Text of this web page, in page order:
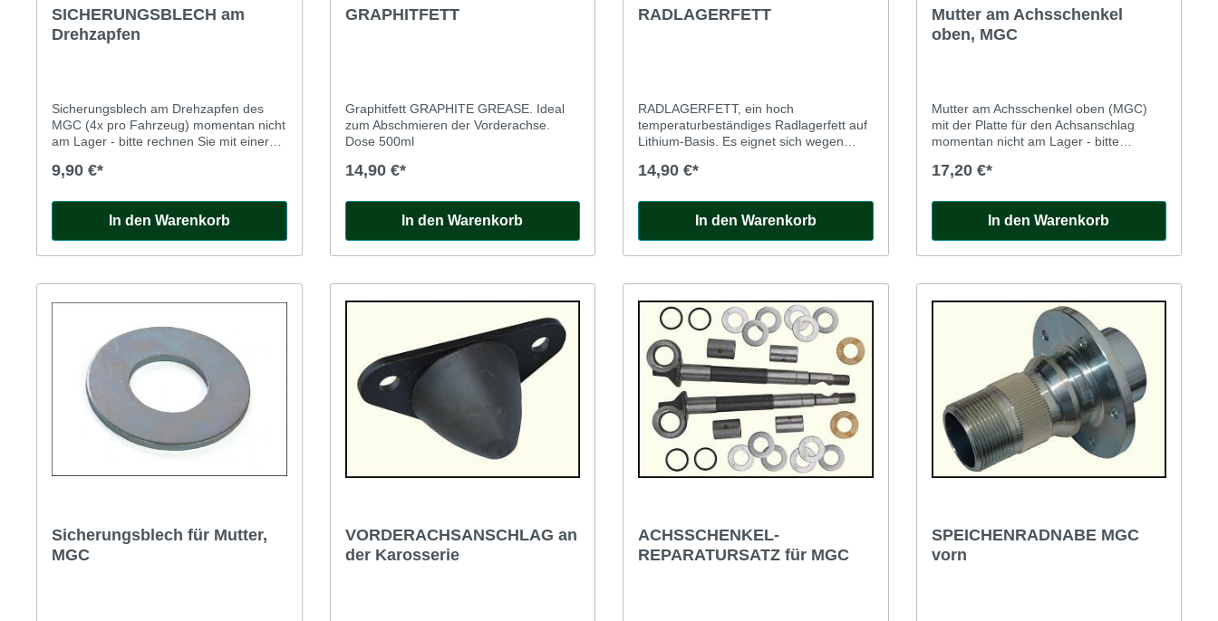
SICHERUNGSBLECH am
Drehzapfen
Sicherungsblech am Drehzapfen des
MGC (4x pro Fahrzeug) momentan nicht
am Lager - bitte rechnen Sie mit einer
9,90 €*
In den Warenkorb
GRAPHITFETT
Graphitfett GRAPHITE GREASE. Ideal
zum Abschmieren der Vorderachse.
Dose 500ml
14,90 €*
In den Warenkorb
RADLAGERFETT
RADLAGERFETT, ein hoch
temperaturbeständiges Radlagerfett auf
Lithium-Basis. Es eignet sich wegen
besonders für die Radlager klassischer
abgedichtet und Sprühwasser
ausgesetzt sind. 500ml Dose
14,90 €*
In den Warenkorb
Mutter am Achsschenkel
oben, MGC
Mutter am Achsschenkel oben (MGC)
mit der Platte für den Achsanschlag
momentan nicht am Lager - bitte
17,20 €*
In den Warenkorb
Sicherungsblech für Mutter,
MGC
VORDERACHSANSCHLAG an
der Karosserie
ACHSSCHENKEL-
REPARATURSATZ für MGC
SPEICHENRADNABE MGC
vorn